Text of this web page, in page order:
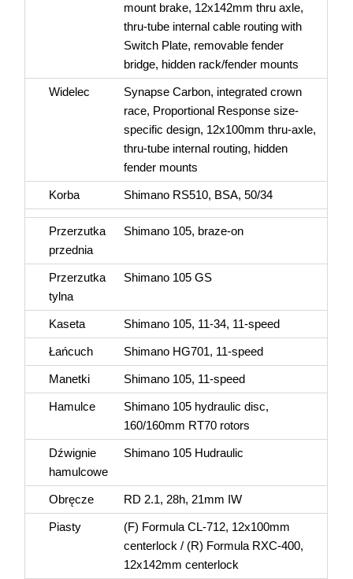
mount brake, 12x142mm thru axle,
thru-tube internal cable routing with
Switch Plate, removable fender
bridge, hidden rack/fender mounts
Widelec
Synapse Carbon, integrated crown
race, Proportional Response size-
specific design, 12x100mm thru-axle,
thru-tube internal routing, hidden
fender mounts
Korba Shimano RS510, BSA, 50/34
Przerzutka
przednia
Shimano 105, braze-on
Przerzutka
tylna
Shimano 105 GS
Kaseta Shimano 105, 11-34, 11-speed
Łańcuch Shimano HG701, 11-speed
Manetki Shimano 105, 11-speed
Hamulce
Shimano 105 hydraulic disc,
160/160mm RT70 rotors
Dźwignie
hamulcowe
Shimano 105 Hudraulic
Obręcze RD 2.1, 28h, 21mm IW
Piasty
(F) Formula CL-712, 12x100mm
centerlock / (R) Formula RXC-400,
12x142mm centerlock